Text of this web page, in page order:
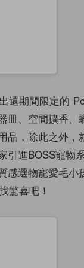
還期間限定的
皿、空間擴香、
品，除此之外，
引進BOSS寵物
感選物寵愛毛小
驚喜吧！